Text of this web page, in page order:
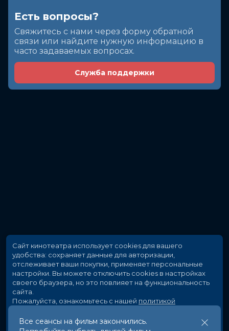
Есть вопросы?
Cвяжитесь с нами через форму обратной
связи или найдите нужную информацию в
часто задаваемых вопросах.
Служба поддержки
Все сеансы на фильм закончились.
Сайт кинотеатра использует cookies для вашего
удобства: сохраняет данные для авторизации,
отслеживает ваши покупки, применяет персональные
настройки. Вы можете отключить cookies в настройках
своего браузера, но это повлияет на функциональность
сайта.
Пожалуйста, ознакомьтесь с нашей политикой